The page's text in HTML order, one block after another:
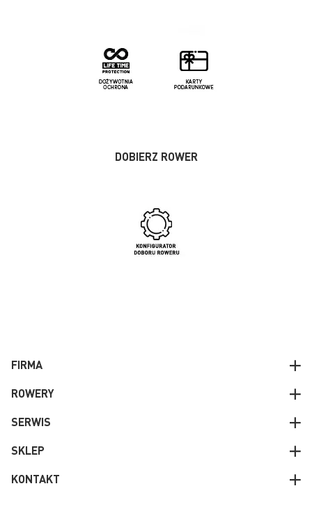
DOBIERZ ROWER
FIRMA
ROWERY
SERWIS
SKLEP
KONTAKT